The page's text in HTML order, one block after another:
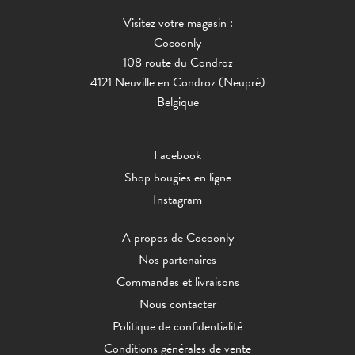
Visitez votre magasin :
Cocoonly
108 route du Condroz
4121 Neuville en Condroz (Neupré)
Belgique
Facebook
Shop bougies en ligne
Instagram
A propos de Cocoonly
Nos partenaires
Commandes et livraisons
Nous contacter
Politique de confidentialité
Conditions générales de vente